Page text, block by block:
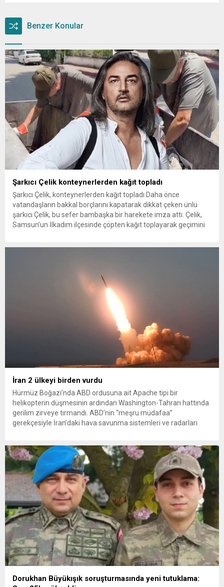
Benzer Konular
Şarkıcı Çelik konteynerlerden kağıt topladı
Şarkıcı Çelik, konteynerlerden kağıt topladı Daha önce
vatandaşların bakkal borçlarını kapatarak dikkat çeken ünlü
şarkıcı Çelik, bu sefer bambaşka bir harekete imza attı. Çelik,
Samsun’un İlkadım ilçesinde çöpten kağıt toplayarak geçimini
İran 2 ülkeyi birden vurdu
Hürmüz Boğazı’nda ABD ordusuna ait Apache tipi bir
helikopterin düşmesinin ardından Washington-Tahran hattında
gerilim zirveye tırmandı. ABD’nin “meşru müdafaa”
gerekçesiyle İran’daki hava savunma sistemleri ve radarları
yeni bir ABD saldırısına anında yanıt verileceğini duyurdu....
Dorukhan Büyükışık soruşturmasında yeni tutuklama: